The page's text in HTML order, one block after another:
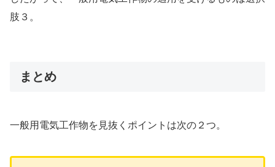
肢３。
まとめ
一般用電気工作物を見抜くポイントは次の２つ。